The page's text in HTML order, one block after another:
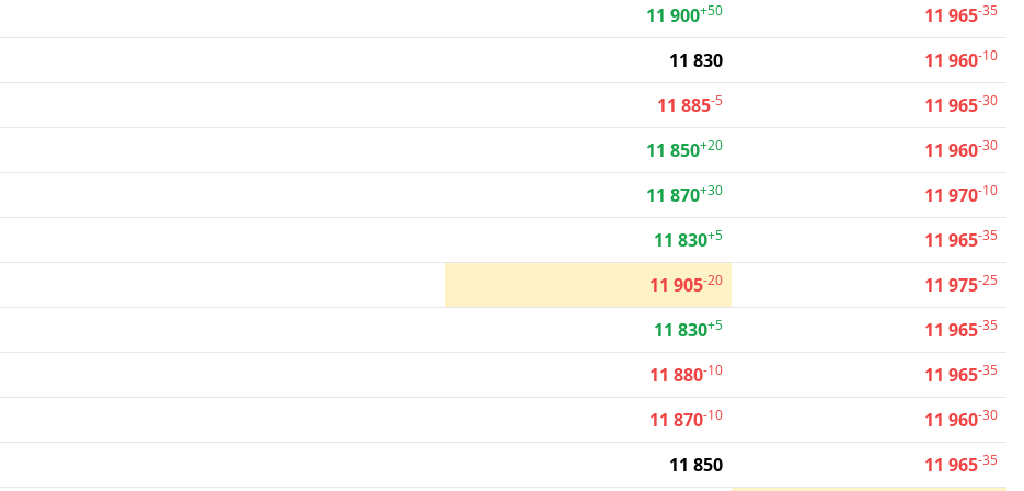
11 900+50 11 965-35
11 830 11 960-10
11 885-5 11 965-30
11 850+20 11 960-30
11 870+30 11 970-10
11 830+5 11 965-35
11 905-20 11 975-25
11 830+5 11 965-35
11 880-10 11 965-35
11 870-10 11 960-30
11 850 11 965-35